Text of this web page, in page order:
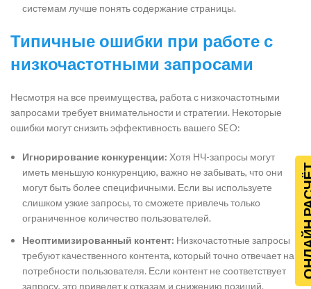
системам лучше понять содержание страницы.
Типичные ошибки при работе с
низкочастотными запросами
Несмотря на все преимущества, работа с низкочастотными
запросами требует внимательности и стратегии. Некоторые
ошибки могут снизить эффективность вашего SEO:
Игнорирование конкуренции: Хотя НЧ-запросы могут
иметь меньшую конкуренцию, важно не забывать, что они
могут быть более специфичными. Если вы используете
слишком узкие запросы, то сможете привлечь только
ограниченное количество пользователей.
Неоптимизированный контент: Низкочастотные запросы
требуют качественного контента, который точно отвечает на
потребности пользователя. Если контент не соответствует
запросу, это приведет к отказам и снижению позиций.